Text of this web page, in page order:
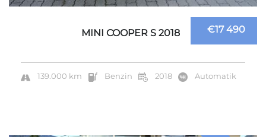
€17 490
MINI COOPER S 2018
139.000 km Benzin 2018 Automatik